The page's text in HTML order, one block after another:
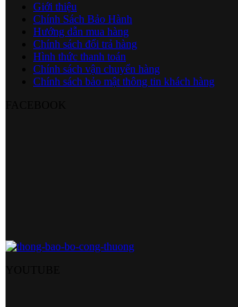
Giới thiệu
Chính Sách Bảo Hành
Hướng dẫn mua hàng
Chính sách đổi trả hàng
Hình thức thanh toán
Chính sách vận chuyển hàng
Chính sách bảo mật thông tin khách hàng